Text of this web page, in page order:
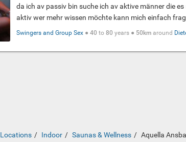
da ich av passiv bin suche ich av aktive männer die
aktiv wer mehr wissen möchte kann mich einfach
Swingers and Group Sex ●40 to80 years ● 50km around
Locations Indoor Saunas & Wellness Aquella